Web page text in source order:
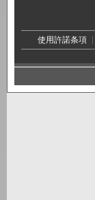
使用許諾条項